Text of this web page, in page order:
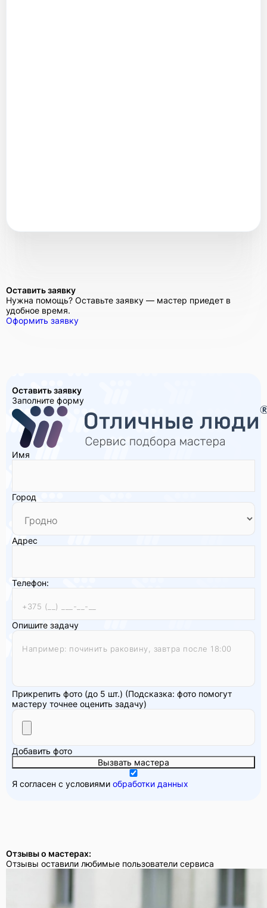
Оставить заявку
Нужна помощь? Оставьте заявку — мастер приедет в
удобное время.
Оформить заявку
Оставить заявку
Заполните форму
Имя
Город
Адрес
Телефон:
Опишите задачу
Прикрепить фото (до 5 шт.) (Подсказка: фото помогут
мастеру точнее оценить задачу)
Добавить фото
Вызвать мастера
Я согласен с условиями обработки данных
Отзывы о мастерах:
Отзывы оставили любимые пользователи сервиса